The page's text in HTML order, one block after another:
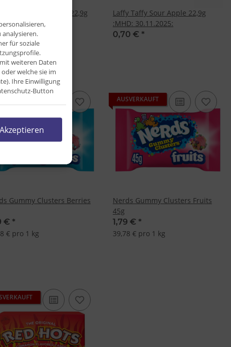
Taffy Mystery Swirl 22,9g
€*
Laffy Taffy Sour Apple 22,9g
:MHD: 30.11.2025:
0,70 € *
Gummy Clusters Berries
€ *
€ pro 1 kg
AUSVERKAUFT
Nerds Gummy Clusters Fruits
45g
1,79 € *
39,78 € pro 1 kg
für soziale
weiteren Daten
welche sie im
Ihre Einwilligung
Button
Akzeptieren